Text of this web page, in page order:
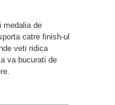
medalia de
catre finish-ul
veti ridica
va bucurati de